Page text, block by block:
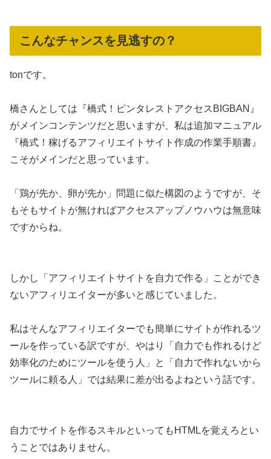
こんなチャンスを見逃すの？
tonです。
橋さんとしては『橋式！ピンタレストアクセスBIGBAN』
がメインコンテンツだと思いますが、私は追加マニュアル
『橋式！稼げるアフィリエイトサイト作成の作業手順書』
こそがメインだと思っています。
「鶏が先か、卵が先か」問題に似た構図のようですが、そ
もそもサイトが無ければアクセスアップノウハウは無意味
ですからね。
しかし「アフィリエイトサイトを自力で作る」ことができ
ないアフィリエイターが多いと感じていました。
私はそんなアフィリエイターでも簡単にサイトが作れるツ
ールを作っている訳ですが、やはり「自力でも作れるけど
効率化のためにツールを使う人」と「自力で作れないから
ツールに頼る人」では結果に差が出るよねという話です。
自力でサイトを作るスキルといってもHTMLを覚えろとい
うことではありません。